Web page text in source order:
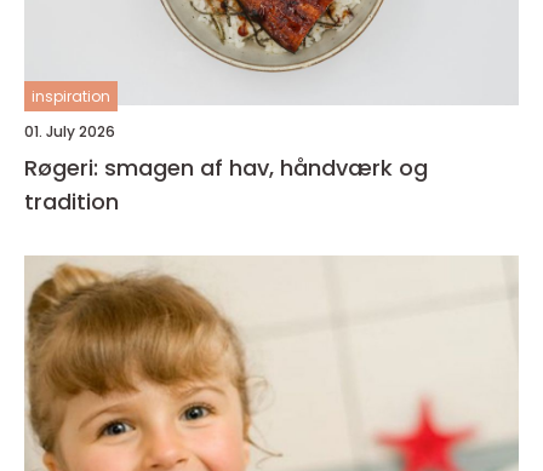
inspiration
01. July 2026
Røgeri: smagen af hav, håndværk og
tradition